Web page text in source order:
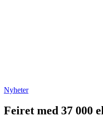
Nyheter
Feiret med 37 000